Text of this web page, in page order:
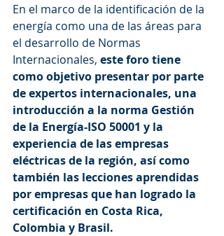
En el marco de la identificación de la
energía como una de las áreas para
el desarrollo de Normas
Internacionales, este foro tiene
como objetivo presentar por parte
de expertos internacionales, una
introducción a la norma Gestión
de la Energía-ISO 50001 y la
experiencia de las empresas
eléctricas de la región, así como
también las lecciones aprendidas
por empresas que han logrado la
certificación en Costa Rica,
Colombia y Brasil.